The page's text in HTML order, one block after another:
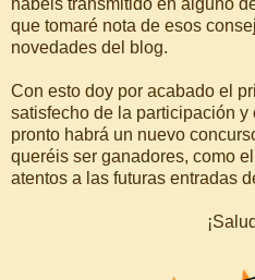
que tomaré nota de esos
novedades del blog.
Con esto doy por acabado el
satisfecho de la participación
pronto habrá un nuevo
queréis ser ganadores, como
atentos a las futuras entradas